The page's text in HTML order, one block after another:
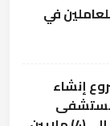
في
إنشاء
مستشفى